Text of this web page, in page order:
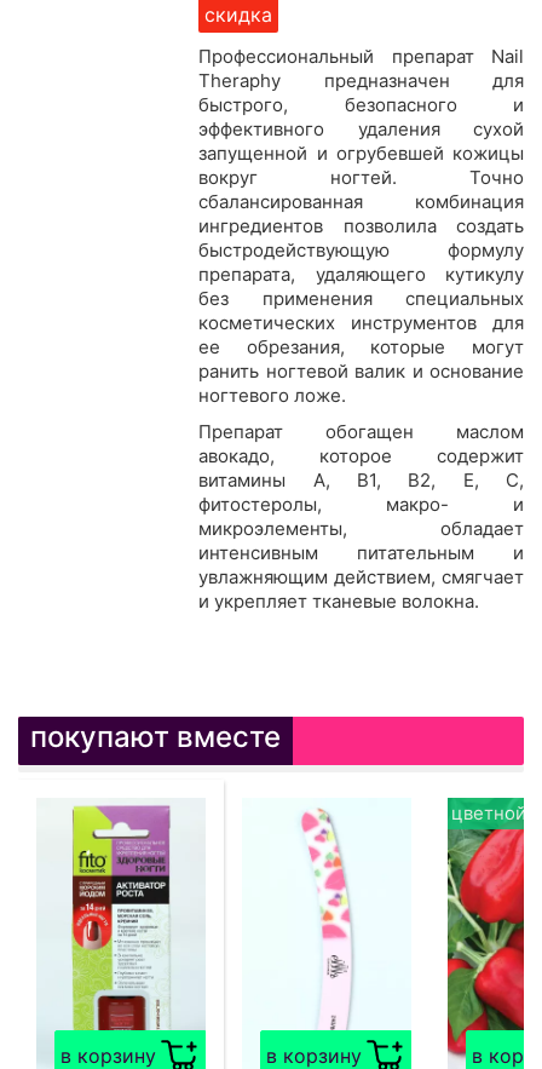
скидка
Профессиональный препарат Nail
Theraphy предназначен для
быстрого, безопасного и
эффективного удаления сухой
запущенной и огрубевшей кожицы
вокруг ногтей. Точно
сбалансированная комбинация
ингредиентов позволила создать
быстродействующую формулу
препарата, удаляющего кутикулу
без применения специальных
косметических инструментов для
ее обрезания, которые могут
ранить ногтевой валик и основание
ногтевого ложе.
Препарат обогащен маслом
авокадо, которое содержит
витамины А, В1, В2, Е, С,
фитостеролы, макро- и
микроэлементы, обладает
интенсивным питательным и
увлажняющим действием, смягчает
и укрепляет тканевые волокна.
покупают вместе
в корзину в корзину в
цветной